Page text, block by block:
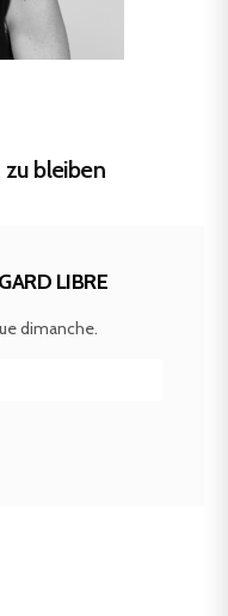
bleiben
LIBRE
dimanche.